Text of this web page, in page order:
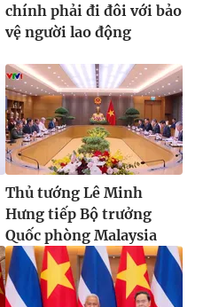
chính phải đi đôi với bảo
vệ người lao động
Thủ tướng Lê Minh
Hưng tiếp Bộ trưởng
Quốc phòng Malaysia